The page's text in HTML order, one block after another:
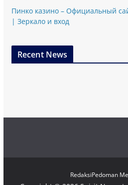
Пинко казино – Официальный
| Зеркало и вход
Recent News
RedaksiPedoman